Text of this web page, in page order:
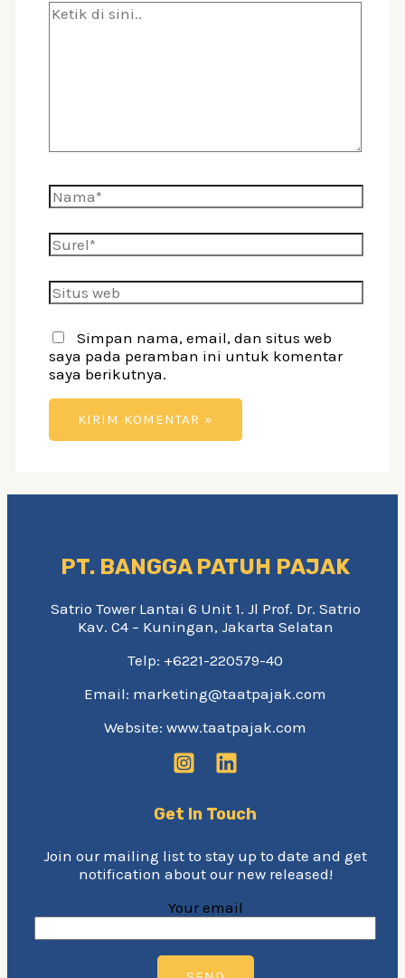
Ketik
Nama*
Surel*
Situs
web
Simpan nama, email, dan situs web
saya pada peramban ini untuk komentar
saya berikutnya.
PT. BANGGA PATUH PAJAK
Satrio Tower Lantai 6 Unit 1. Jl Prof. Dr. Satrio
Kav. C4 – Kuningan, Jakarta Selatan
Telp: +6221-220579-40
Email: marketing@taatpajak.com
Website: www.taatpajak.com
Get In Touch
Join our mailing list to stay up to date and get
notification about our new released!
Your email